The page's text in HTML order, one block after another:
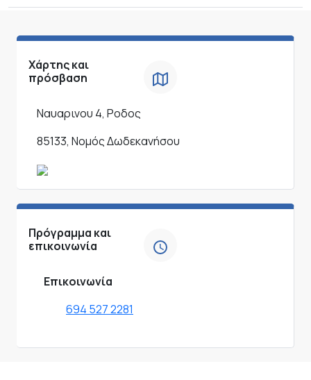
Χάρτης και
πρόσβαση
Ναυαρινου 4, Ροδος
85133, Νομός Δωδεκανήσου
Πρόγραμμα και
επικοινωνία
Επικοινωνία
694 527 2281